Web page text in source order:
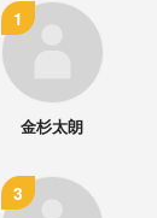
金杉太朗